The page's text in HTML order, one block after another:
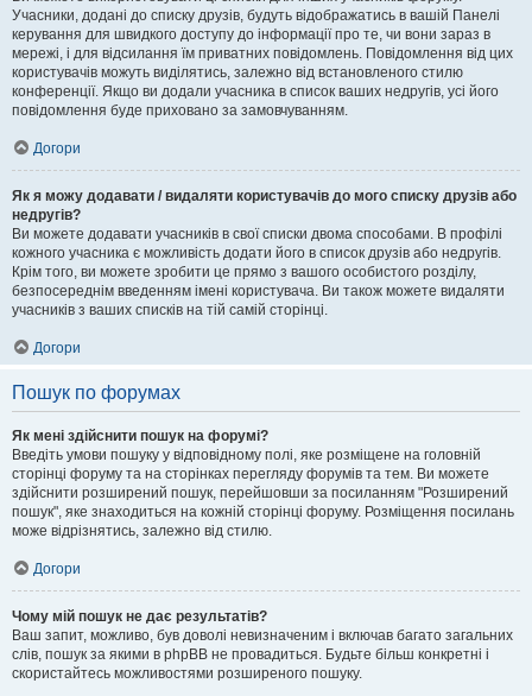
Учасники, додані до списку друзів, будуть відображатись в вашій Панелі
керування для швидкого доступу до інформації про те, чи вони зараз в
мережі, і для відсилання їм приватних повідомлень. Повідомлення від цих
користувачів можуть виділятись, залежно від встановленого стилю
конференції. Якщо ви додали учасника в список ваших недругів, усі його
повідомлення буде приховано за замовчуванням.
Догори
Як я можу додавати / видаляти користувачів до мого списку друзів або
недругів?
Ви можете додавати учасників в свої списки двома способами. В профілі
кожного учасника є можливість додати його в список друзів або недругів.
Крім того, ви можете зробити це прямо з вашого особистого розділу,
безпосереднім введенням імені користувача. Ви також можете видаляти
учасників з ваших списків на тій самій сторінці.
Догори
Пошук по форумах
Як мені здійснити пошук на форумі?
Введіть умови пошуку у відповідному полі, яке розміщене на головній
сторінці форуму та на сторінках перегляду форумів та тем. Ви можете
здійснити розширений пошук, перейшовши за посиланням "Розширений
пошук", яке знаходиться на кожній сторінці форуму. Розміщення посилань
може відрізнятись, залежно від стилю.
Догори
Чому мій пошук не дає результатів?
Ваш запит, можливо, був доволі невизначеним і включав багато загальних
слів, пошук за якими в phpBB не провадиться. Будьте більш конкретні і
скористайтесь можливостями розширеного пошуку.